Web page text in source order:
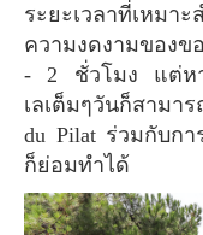
ระยะเวลาที่เหมาะสำหรับการนั่งเล่น วิ่งเล่น ชื่นชม
ความงดงามของข
- 2 ชั่วโมง แต่หา
เลเต็มๆวันก็สามา
du Pilat ร่วมกับกา
ก็ย่อมทำได้